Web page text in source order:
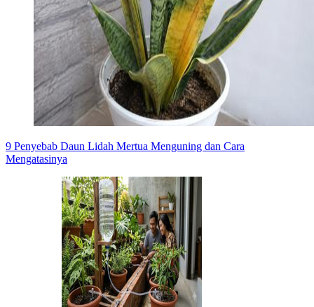
9 Penyebab Daun Lidah Mertua Menguning dan Cara
Mengatasinya